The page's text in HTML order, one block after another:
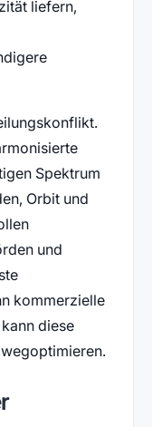
liefern,
Spektrum
Orbit und
und
kommerzielle
diese